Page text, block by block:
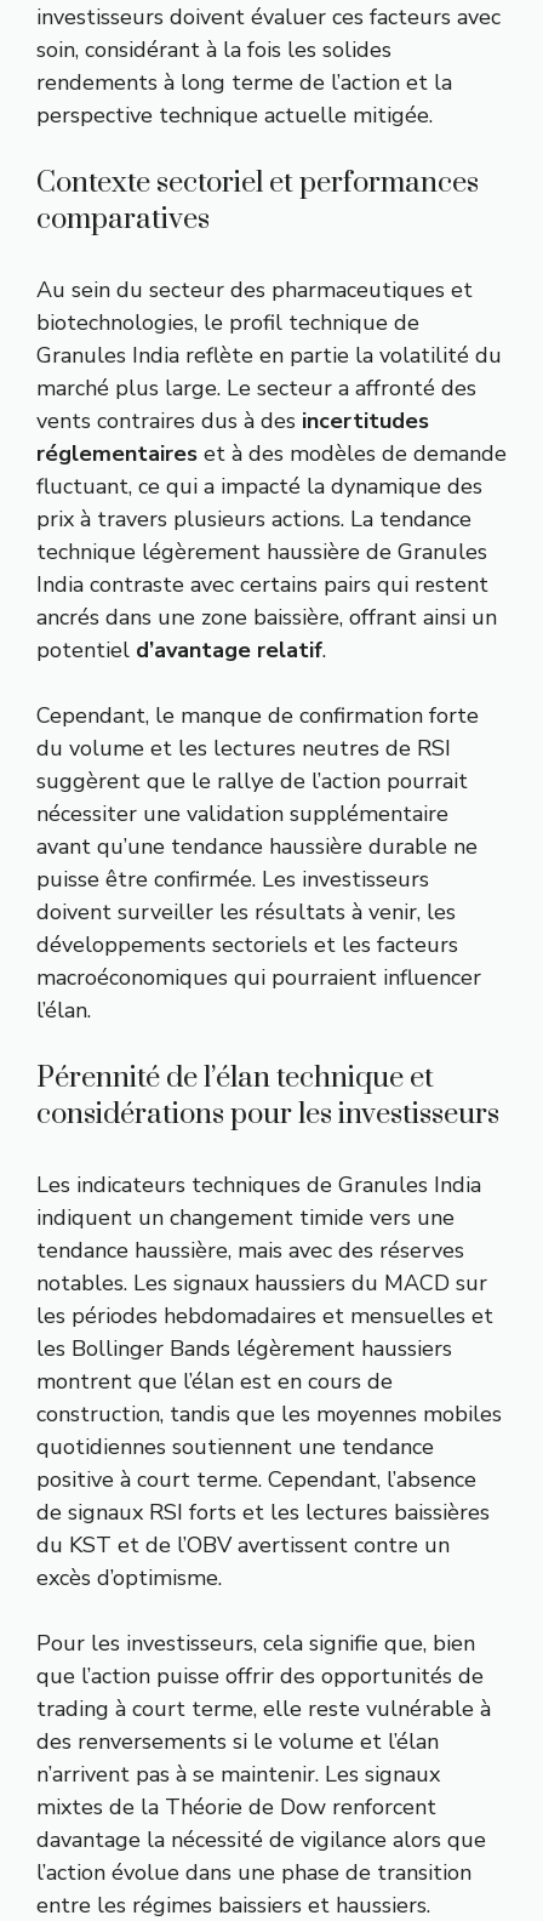
investisseurs doivent évaluer ces facteurs avec
soin, considérant à la fois les solides
rendements à long terme de l’action et la
perspective technique actuelle mitigée.
Contexte sectoriel et performances
comparatives
Au sein du secteur des pharmaceutiques et
biotechnologies, le profil technique de
Granules India reflète en partie la volatilité du
marché plus large. Le secteur a affronté des
vents contraires dus à des incertitudes
réglementaires et à des modèles de demande
fluctuant, ce qui a impacté la dynamique des
prix à travers plusieurs actions. La tendance
technique légèrement haussière de Granules
India contraste avec certains pairs qui restent
ancrés dans une zone baissière, offrant ainsi un
potentiel d’avantage relatif.
Cependant, le manque de confirmation forte
du volume et les lectures neutres de RSI
suggèrent que le rallye de l’action pourrait
nécessiter une validation supplémentaire
avant qu’une tendance haussière durable ne
puisse être confirmée. Les investisseurs
doivent surveiller les résultats à venir, les
développements sectoriels et les facteurs
macroéconomiques qui pourraient influencer
l’élan.
Pérennité de l’élan technique et
considérations pour les investisseurs
Les indicateurs techniques de Granules India
indiquent un changement timide vers une
tendance haussière, mais avec des réserves
notables. Les signaux haussiers du MACD sur
les périodes hebdomadaires et mensuelles et
les Bollinger Bands légèrement haussiers
montrent que l’élan est en cours de
construction, tandis que les moyennes mobiles
quotidiennes soutiennent une tendance
positive à court terme. Cependant, l’absence
de signaux RSI forts et les lectures baissières
du KST et de l’OBV avertissent contre un
excès d’optimisme.
Pour les investisseurs, cela signifie que, bien
que l’action puisse offrir des opportunités de
trading à court terme, elle reste vulnérable à
des renversements si le volume et l’élan
n’arrivent pas à se maintenir. Les signaux
mixtes de la Théorie de Dow renforcent
davantage la nécessité de vigilance alors que
l’action évolue dans une phase de transition
entre les régimes baissiers et haussiers.